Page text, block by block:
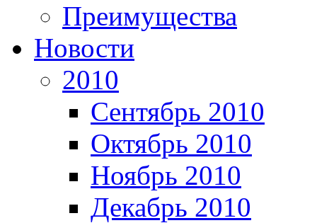
Преимущества
Новости
2010
Сентябрь 2010
Октябрь 2010
Ноябрь 2010
Декабрь 2010